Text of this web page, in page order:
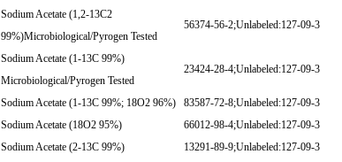
Sodium Acetate (1,2-13C2
99%)Microbiological/Pyrogen Tested
56374-56-2;Unlabeled:127-09-3
Sodium Acetate (1-13C 99%)
Microbiological/Pyrogen Tested
23424-28-4;Unlabeled:127-09-3
Sodium Acetate (1-13C 99%; 18O2 96%)
83587-72-8;Unlabeled:127-09-3
Sodium Acetate (18O2 95%)
66012-98-4;Unlabeled:127-09-3
Sodium Acetate (2-13C 99%) 13291-89-9;Unlabeled:127-09-3